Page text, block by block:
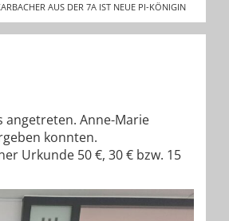
AUS DER 7A IST NEUE PI-KÖNIGIN
angetreten. Anne-Marie
konnten.
Urkunde 50 €, 30 € bzw. 15